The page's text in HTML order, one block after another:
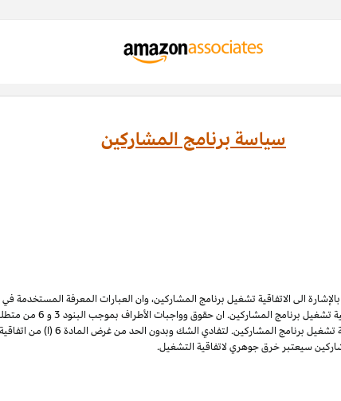
سياسة برنامج المشاركين
الى الاتفاقية تشغيل برنامج المشاركين، وان العبارات المعرفة
تشغيل برنامج المشاركين. ان حقوق وواجبات الأطراف بموجب البنود 3
و 6
الملكية الفكرية لبرنامج المشاركين لا
سيعتبر خرق جوهري لاتفاقية التشغيل.